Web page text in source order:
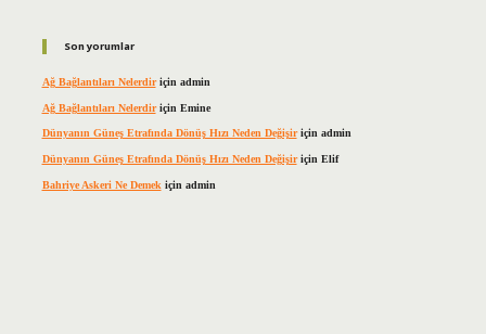
Son yorumlar
Ağ Bağlantıları Nelerdiriçin admin
Ağ Bağlantıları Nelerdiriçin Emine
Dünyanın Güneş Etrafında Dönüş Hızı Neden Değişiriçin admin
Dünyanın Güneş Etrafında Dönüş Hızı Neden Değişiriçin Elif
Bahriye Askeri Ne Demek için admin